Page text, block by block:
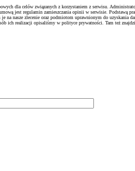
dla celów związanych z korzystaniem z serwisu.
jest regulamin zamieszczania opinii w serwisie. Podstawą
nasze zlecenie oraz podmiotom uprawnionym do uzyskania
ich realizacji opisaliśmy w polityce prywatności. Tam też